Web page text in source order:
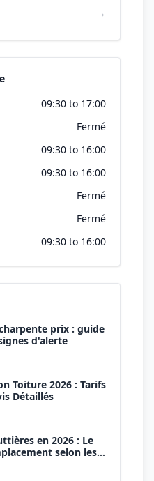
→
09:30 to 17:00
Fermé
09:30 to 16:00
09:30 to 16:00
Fermé
Fermé
09:30 to 16:00
prix : guide
d'alerte
Toiture 2026 : Tarifs
Détaillés
en 2026 : Le
selon les